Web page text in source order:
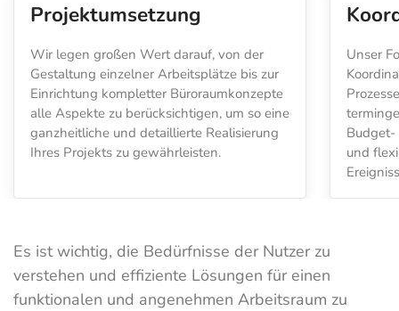
Projektumsetzung
Wir legen großen Wert darauf, von der
Gestaltung einzelner Arbeitsplätze bis zur
Einrichtung kompletter Büroraumkonzepte
alle Aspekte zu berücksichtigen, um so eine
ganzheitliche und detaillierte Realisierung
Ihres Projekts zu gewährleisten.
Unser
Budget-
und
Es ist wichtig, die Bedürfnisse der Nutzer zu
verstehen und effiziente Lösungen für einen
funktionalen und angenehmen Arbeitsraum zu